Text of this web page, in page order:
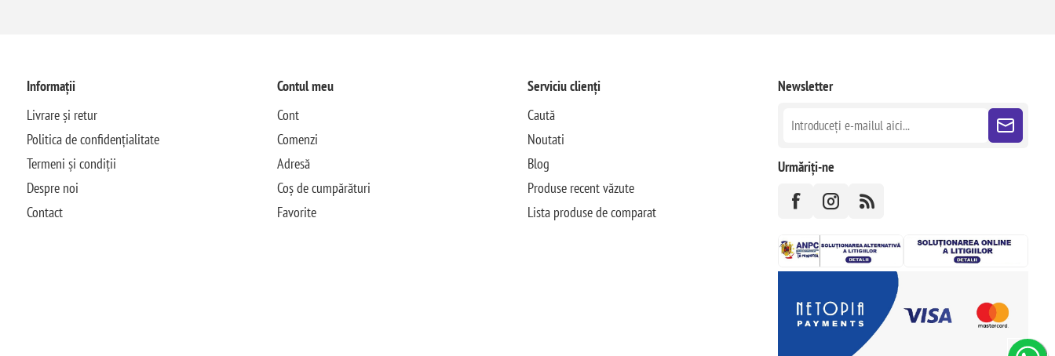
Informații
Livrare și retur
Politica de confidențialitate
Termeni și condiții
Despre noi
Contact
Contul meu
Cont
Comenzi
Adresă
Coș de cumpărături
Favorite
Serviciu clienți
Caută
Noutati
Blog
Produse recent văzute
Lista produse de comparat
Newsletter
Urmăriți-ne